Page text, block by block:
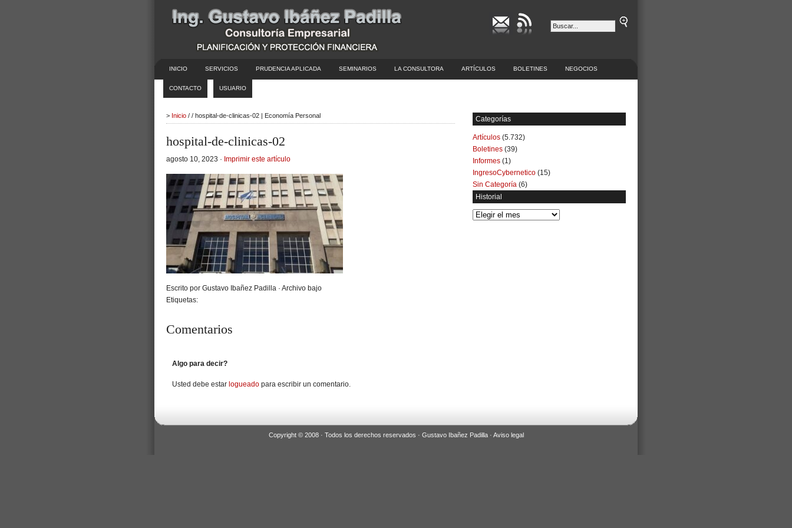
INICIO SERVICIOS PRUDENCIA APLICADA SEMINARIOS LA CONSULTORA ARTÍCULOS BOLETINES NEGOCIOS
CONTACTO USUARIO
> Inicio / / hospital-de-clinicas-02 | Economía Personal
hospital-de-clinicas-02
agosto 10, 2023 · Imprimir este artículo
Escrito por Gustavo Ibañez Padilla · Archivo bajo
Etiquetas:
Comentarios
Algo para decir?
Usted debe estar logueado para escribir un comentario.
Categorías
Artículos (5.732)
Boletines (39)
Informes (1)
IngresoCybernetico (15)
Sin Categoría (6)
Historial
Historial
Copyright © 2008 · Todos los derechos reservados · Gustavo Ibañez Padilla · Aviso legal